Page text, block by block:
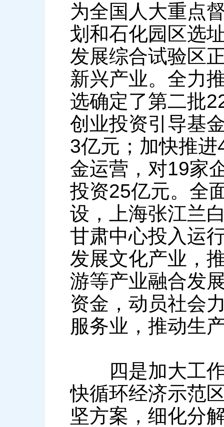
为全国人大重点
划和石化园区选
发展综合试验区
新兴产业。全力
选确定了第二批
创业投资引导基
3亿元；加快推
金运营，对19家
投资25亿元。全
设，上海张江兰
甘肃中心投入运
发展文化产业，
游等产业融合发
资金，动员社会
服务业，推动生
四是加大工作
快循环经济示范
坚方案，细化分